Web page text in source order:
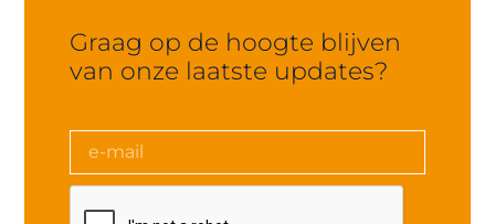
Graag op de hoogte blijven
van onze laatste updates?